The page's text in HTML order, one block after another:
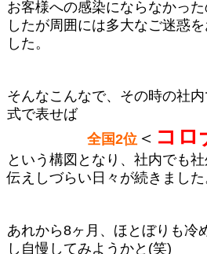
お客様への感染にならなかっ
したが周囲には多大なご迷惑
した。
そんなこんなで、その時の社
式で表せば
全国2位 ＜ コロ
という構図となり、社内でも
伝えしづらい日々が続きました
あれから8ヶ月、ほとぼりも冷
し自慢してみようかと(笑)